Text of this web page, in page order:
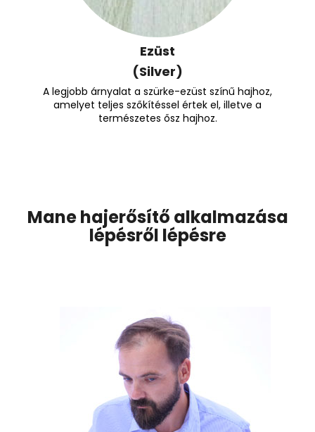
Ezüst
(Silver)
A legjobb árnyalat a szürke-ezüst színű hajhoz,
amelyet teljes szőkítéssel értek el, illetve a
természetes ősz hajhoz.
Mane hajerősítő alkalmazása
lépésről lépésre